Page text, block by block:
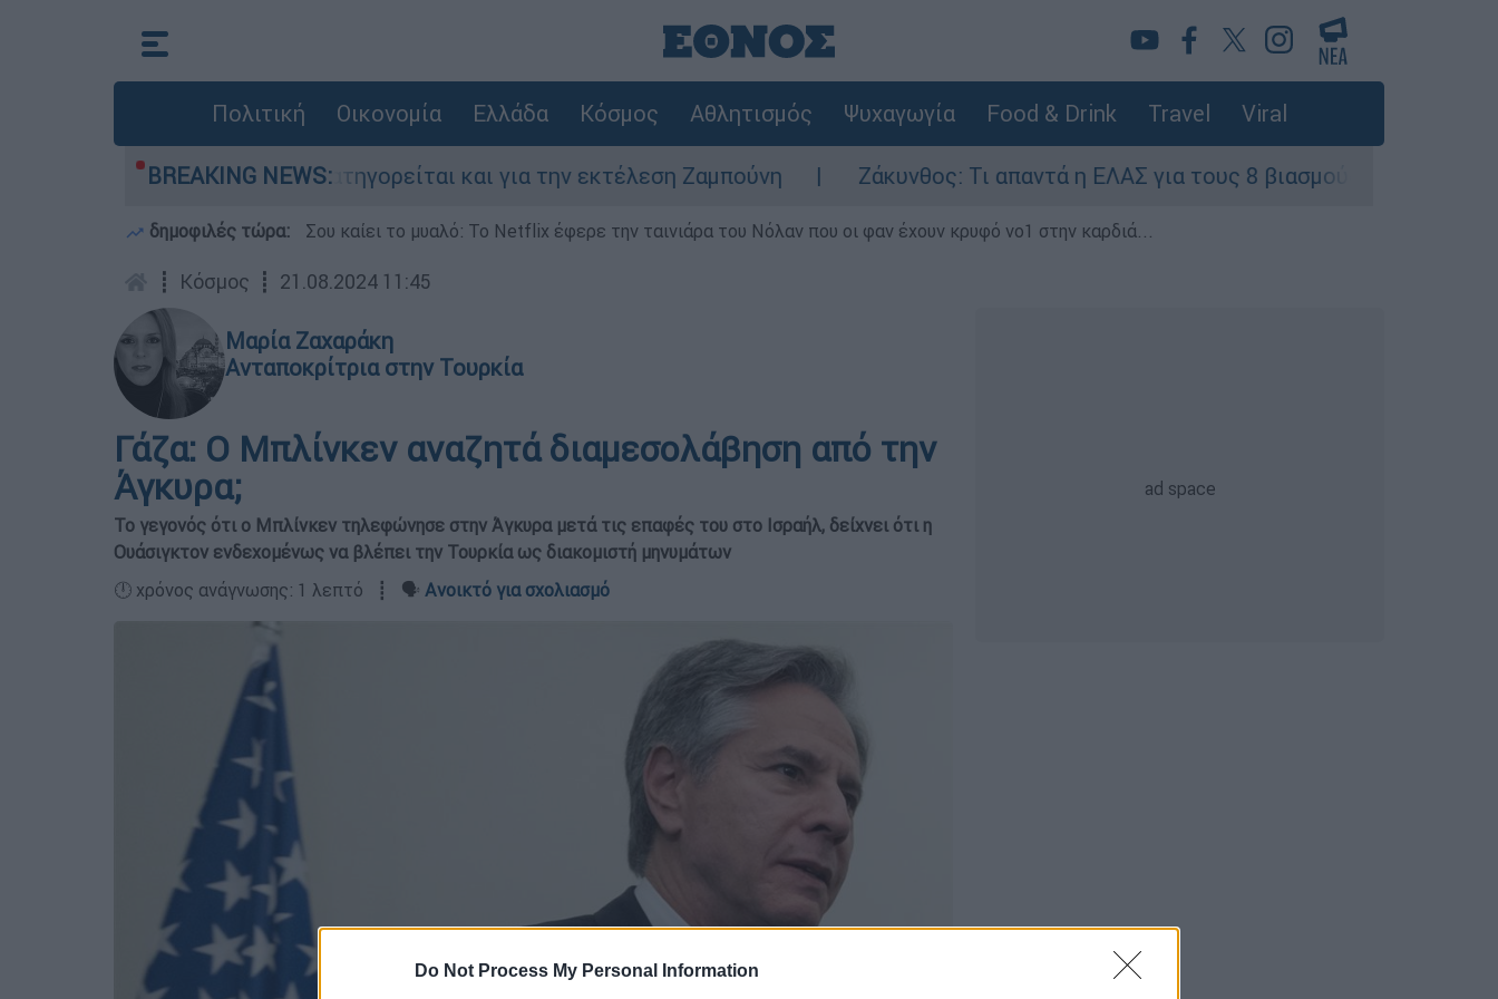
Do Not Process My Personal Information
Πολιτική Οικονομία Ελλάδα Κόσμος Αθλητισμός Ψυχαγωγία Food & Drink Travel Viral
BREAKING NEWS:
στην Ελλάδα - Κατηγορείται και για την εκτέλεση Ζαμπούνη Ζάκυνθος: Τι απαντά η ΕΛΑΣ για τους 8 βιασμούς τουριστριών -
δημοφιλές τώρα: Σου καίει το μυαλό: Το Netflix έφερε την ταινιάρα του Νόλαν που οι φαν έχουν κρυφό νο1 στην καρδιά...
┋ Κόσμος ┋ 21.08.2024 11:45
Μαρία Ζαχαράκη
Ανταποκρίτρια στην Τουρκία
Γάζα: Ο Μπλίνκεν αναζητά διαμεσολάβηση από την
Άγκυρα;
Το γεγονός ότι ο Μπλίνκεν τηλεφώνησε στην Άγκυρα μετά τις επαφές του στο Ισραήλ, δείχνει ότι η
Ουάσιγκτον ενδεχομένως να βλέπει την Τουρκία ως διακομιστή μηνυμάτων
🕛 χρόνος ανάγνωσης: 1 λεπτό ┋ 🗣️ Ανοικτό για σχολιασμό